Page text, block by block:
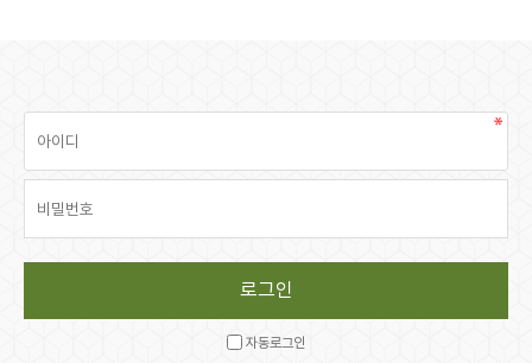
자동로그인